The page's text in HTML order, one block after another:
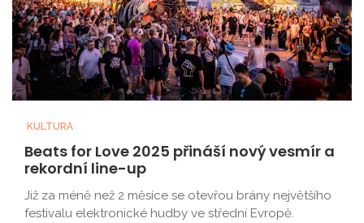
KULTURA
Beats for Love 2025 přináší nový vesmír a
rekordní line-up
Již za méně než 2 měsíce se otevřou brány největšího
festivalu elektronické hudby ve střední Evropě.